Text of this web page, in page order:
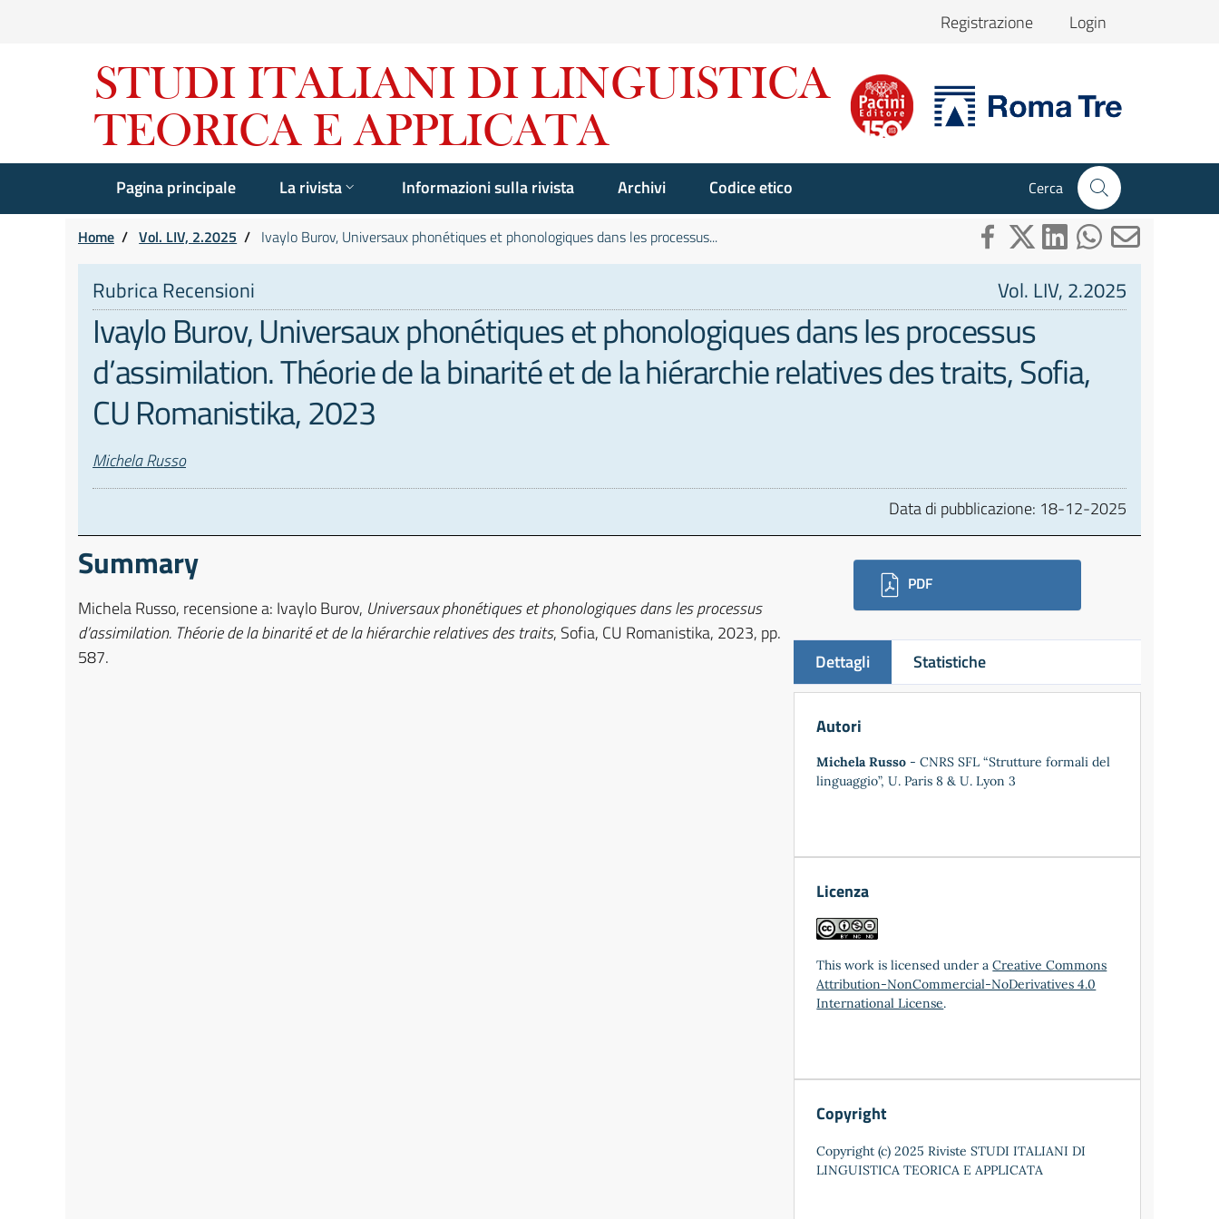
Registrazione Login
Pagina principale La rivista Informazioni sulla rivista Archivi Codice etico Cerca
Home / Vol. LIV, 2.2025 / Ivaylo Burov, Universaux phonétiques et phonologiques dans les processus...
Rubrica Recensioni Vol. LIV, 2.2025
Ivaylo Burov, Universaux phonétiques et phonologiques dans les processus
d’assimilation. Théorie de la binarité et de la hiérarchie relatives des traits, Sofia,
CU Romanistika, 2023
Autori
Michela Russo
Data di pubblicazione: 18-12-2025
Summary
Michela Russo, recensione a: Ivaylo Burov, Universaux phonétiques et phonologiques dans les processus
d’assimilation. Théorie de la binarité et de la hiérarchie relatives des traits, Sofia, CU Romanistika, 2023, pp.
587.
Downloads
PDF
Dettagli Statistiche
Autori
Michela Russo - CNRS SFL “Strutture formali del
linguaggio”, U. Paris 8 & U. Lyon 3
Licenza
This work is licensed under aCreative Commons
Attribution-NonCommercial-NoDerivatives 4.0
International License.
Copyright
Copyright (c) 2025 Riviste STUDI ITALIANI DI
LINGUISTICA TEORICA E APPLICATA